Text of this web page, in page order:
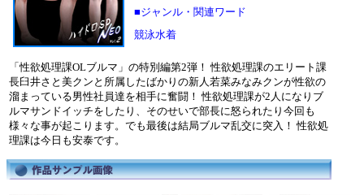
■ジャンル・関連ワード
競泳水着
「性欲処理課OLブルマ」の特別編第2弾！ 性欲処理課のエリート課
長臼井さと美クンと所属したばかりの新人若菜みなみクンが性欲の
溜まっている男性社員達を相手に奮闘！ 性欲処理課が2人になりブ
ルマサンドイッチをしたり、そのせいで部長に怒られたり今回も
様々な事が起こります。でも最後は結局ブルマ乱交に突入！ 性欲処
理課は今日も安泰です。